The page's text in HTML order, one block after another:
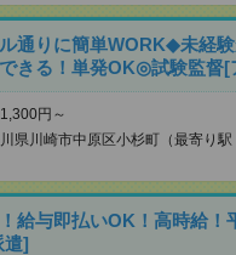
通りに簡単WORK◆未経
きる！単発OK◎試験監督[
円～
県川崎市中原区小杉町（最寄り駅
給与即払いOK！高時給！
遣]